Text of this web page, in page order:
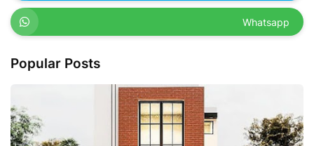
Whatsapp
Popular Posts